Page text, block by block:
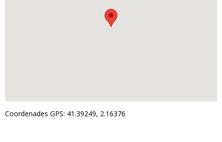
Coordenades GPS: 41.39249, 2.16376